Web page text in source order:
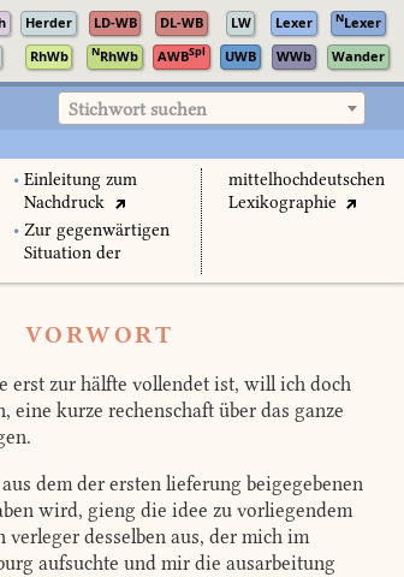
Herder LD-WB DL-WB LW Lexer NLexer
RhWb NRhWb AWBSpl UWB WWb Wander
Stichwort suchen
• Einleitung zum
Nachdruck
• Zur gegenwärtigen
Situation der
mittelhochdeutschen
Lexikographie
VORWORT
erst zur hälfte vollendet ist, will ich doch
eine kurze rechenschaft über das ganze
dem der ersten lieferung beigegebenen
wird, gieng die idee zu vorliegendem
desselben aus, der mich im
aufsuchte und mir die ausarbeitung